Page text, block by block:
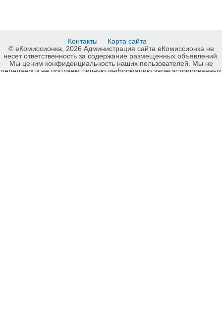
Контакты
Карта сайта
© еКомиссионка, 2026 Администрация сайта еКомиссионка не
несет ответственность за содержание размещенных объявлений.
Мы ценим конфиденциальность наших пользователей. Мы не
передаем и не продаем личную информацию зарегистрированных